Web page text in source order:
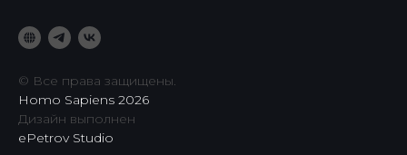
© Все права защищены.
Homo Sapiens 2026
Дизайн выполнен
ePetrov Studio